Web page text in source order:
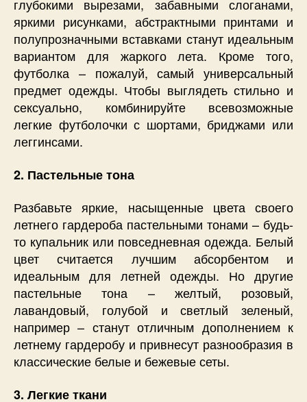
глубокими вырезами, забавными слоганами,
яркими рисунками, абстрактными принтами и
полупрозначными вставками станут идеальным
вариантом для жаркого лета. Кроме того,
футболка – пожалуй, самый универсальный
предмет одежды. Чтобы выглядеть стильно и
сексуально, комбинируйте всевозможные
легкие футболочки с шортами, бриджами или
леггинсами.
2. Пастельные тона
Разбавьте яркие, насыщенные цвета своего
летнего гардероба пастельными тонами – будь-
то купальник или повседневная одежда. Белый
цвет считается лучшим абсорбентом и
идеальным для летней одежды. Но другие
пастельные тона – желтый, розовый,
лавандовый, голубой и светлый зеленый,
например – станут отличным дополнением к
летнему гардеробу и привнесут разнообразия в
классические белые и бежевые сеты.
3. Легкие ткани